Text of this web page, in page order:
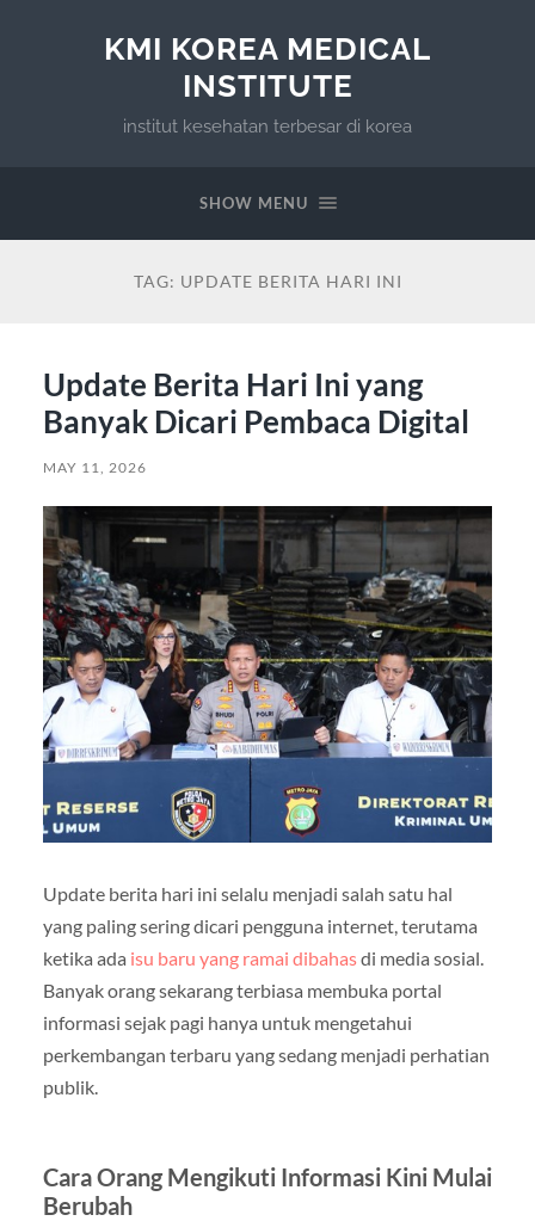
KMI KOREA MEDICAL
INSTITUTE
institut kesehatan terbesar di korea
SHOW MENU
TAG: UPDATE BERITA HARI INI
Update Berita Hari Ini yang
Banyak Dicari Pembaca Digital
MAY 11, 2026
Update berita hari ini selalu menjadi salah satu hal
yang paling sering dicari pengguna internet, terutama
ketika ada isu baru yang ramai dibahasdi media sosial.
Banyak orang sekarang terbiasa membuka portal
informasi sejak pagi hanya untuk mengetahui
perkembangan terbaru yang sedang menjadi perhatian
publik.
Cara Orang Mengikuti Informasi Kini Mulai
Berubah